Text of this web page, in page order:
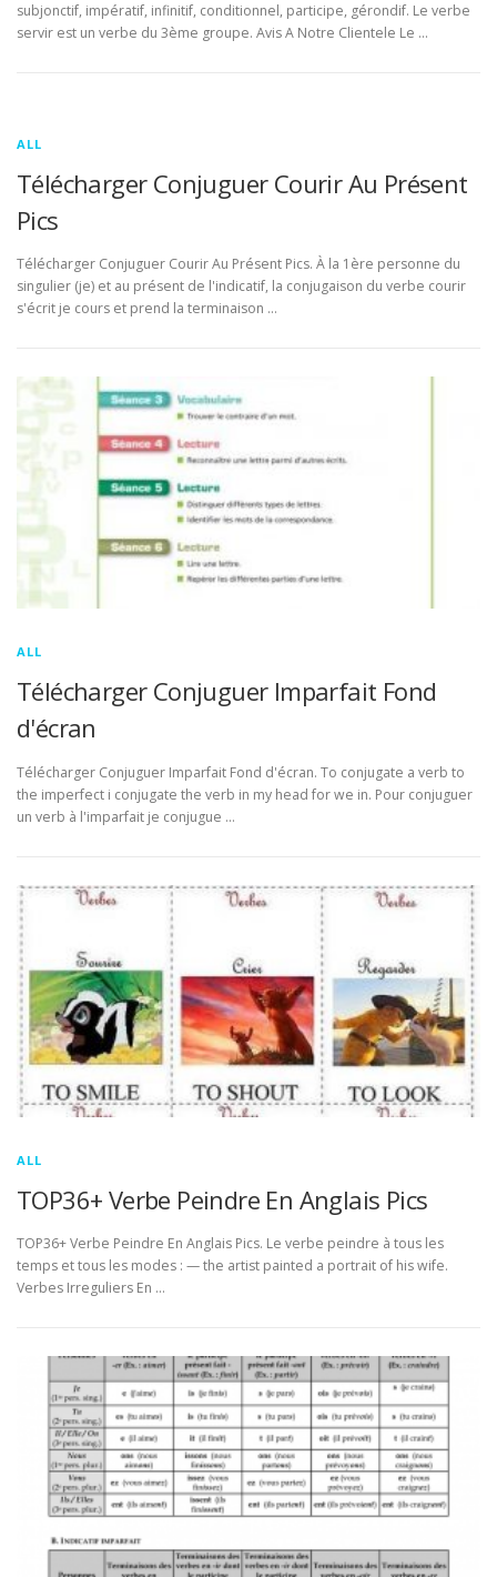
subjonctif, impératif, infinitif, conditionnel, participe, gérondif. Le verbe
servir est un verbe du 3ème groupe. Avis A Notre Clientele Le …
ALL
Télécharger Conjuguer Courir Au Présent
Pics
Télécharger Conjuguer Courir Au Présent Pics. À la 1ère personne du
singulier (je) et au présent de l'indicatif, la conjugaison du verbe courir
s'écrit je cours et prend la terminaison …
ALL
Télécharger Conjuguer Imparfait Fond
d'écran
Télécharger Conjuguer Imparfait Fond d'écran. To conjugate a verb to
the imperfect i conjugate the verb in my head for we in. Pour conjuguer
un verb à l'imparfait je conjugue …
ALL
TOP36+ Verbe Peindre En Anglais Pics
TOP36+ Verbe Peindre En Anglais Pics. Le verbe peindre à tous les
temps et tous les modes : — the artist painted a portrait of his wife.
Verbes Irreguliers En …